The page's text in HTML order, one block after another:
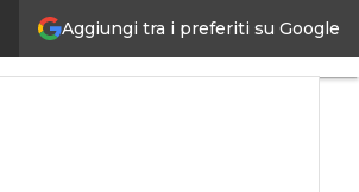
Aggiungi tra i preferiti su Google